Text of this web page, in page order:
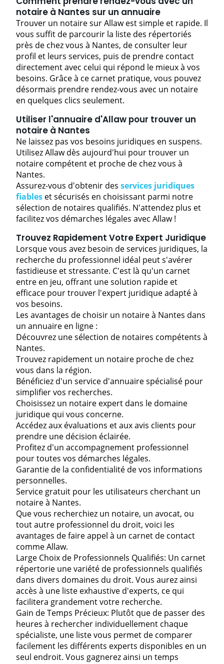
notaire à Nantes sur un annuaire
Trouver un notaire sur Allaw est simple et rapide. Il
vous suffit de parcourir la liste des répertoriés
près de chez vous à Nantes, de consulter leur
profil et leurs services, puis de prendre contact
directement avec celui qui répond le mieux à vos
besoins. Grâce à ce carnet pratique, vous pouvez
désormais prendre rendez-vous avec un notaire
en quelques clics seulement.
Utiliser l'annuaire d'Allaw pour trouver un
notaire à Nantes
Ne laissez pas vos besoins juridiques en suspens.
Utilisez Allaw dès aujourd'hui pour trouver un
notaire compétent et proche de chez vous à
Nantes.
Assurez-vous d'obtenir des services juridiques
fiables et sécurisés en choisissant parmi notre
sélection de notaires qualifiés. N'attendez plus et
facilitez vos démarches légales avec Allaw !
Trouvez Rapidement Votre Expert Juridique
Lorsque vous avez besoin de services juridiques, la
recherche du professionnel idéal peut s'avérer
fastidieuse et stressante. C'est là qu'un carnet
entre en jeu, offrant une solution rapide et
efficace pour trouver l'expert juridique adapté à
vos besoins.
Les avantages de choisir un notaire à Nantes dans
un annuaire en ligne :
Découvrez une sélection de notaires compétents à
Nantes.
Trouvez rapidement un notaire proche de chez
vous dans la région.
Bénéficiez d'un service d'annuaire spécialisé pour
simplifier vos recherches.
Choisissez un notaire expert dans le domaine
juridique qui vous concerne.
Accédez aux évaluations et aux avis clients pour
prendre une décision éclairée.
Profitez d'un accompagnement professionnel
pour toutes vos démarches légales.
Garantie de la confidentialité de vos informations
personnelles.
Service gratuit pour les utilisateurs cherchant un
notaire à Nantes.
Que vous recherchiez un notaire, un avocat, ou
tout autre professionnel du droit, voici les
avantages de faire appel à un carnet de contact
comme Allaw.
Large Choix de Professionnels Qualifiés: Un carnet
répertorie une variété de professionnels qualifiés
dans divers domaines du droit. Vous aurez ainsi
accès à une liste exhaustive d'experts, ce qui
facilitera grandement votre recherche.
Gain de Temps Précieux: Plutôt que de passer des
heures à rechercher individuellement chaque
spécialiste, une liste vous permet de comparer
facilement les différents experts disponibles en un
seul endroit. Vous gagnerez ainsi un temps